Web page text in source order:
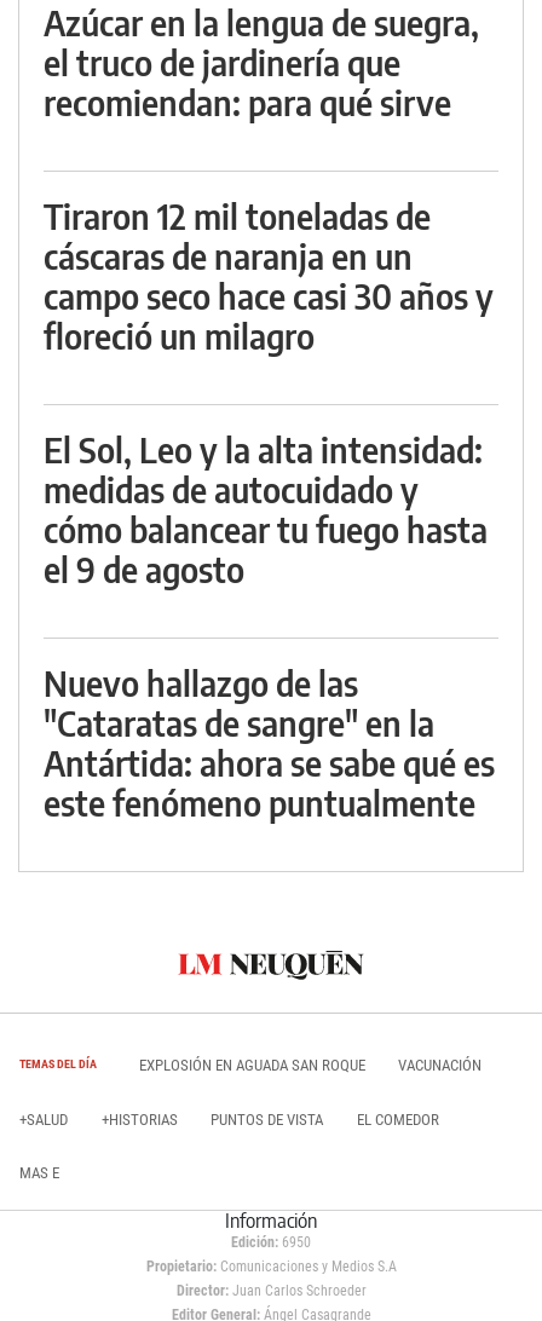
Azúcar en la lengua de suegra,
el truco de jardinería que
recomiendan: para qué sirve
Tiraron 12 mil toneladas de
cáscaras de naranja en un
campo seco hace casi 30 años y
floreció un milagro
El Sol, Leo y la alta intensidad:
medidas de autocuidado y
cómo balancear tu fuego hasta
el 9 de agosto
Nuevo hallazgo de las
"Cataratas de sangre" en la
Antártida: ahora se sabe qué es
este fenómeno puntualmente
TEMAS DEL DÍA EXPLOSIÓN EN AGUADA SAN ROQUE VACUNACIÓN
+SALUD +HISTORIAS PUNTOS DE VISTA EL COMEDOR
MAS E
Información
Edición: 6950
Propietario:Comunicaciones y Medios S.A
Director: Juan Carlos Schroeder
Editor General:Ángel Casagrande